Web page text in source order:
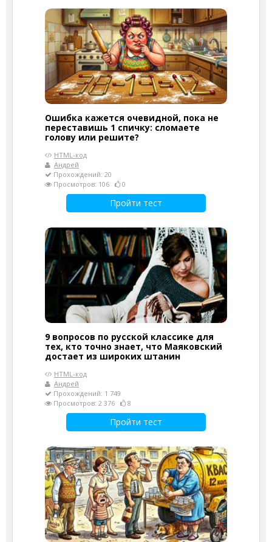
Ошибка кажется очевидной, пока не
переставишь 1 спичку: сломаете
голову или решите?
HTML-код
Андрей
Прохождений: 20
Просмотров: 106
0
Пройти тест
9 вопросов по русской классике для
тех, кто точно знает, что Маяковский
достает из широких штанин
HTML-код
Андрей
Прохождений: 1 749
Просмотров: 2 376
8
Пройти тест